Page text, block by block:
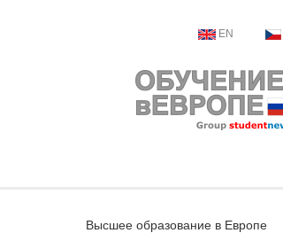
EN
Высшее образование в Европе